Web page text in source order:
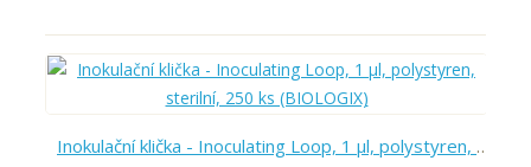
Inokulační klička - Inoculating Loop, 1 µl, polystyren, sterilní, 250 ks (BIOLOGIX)